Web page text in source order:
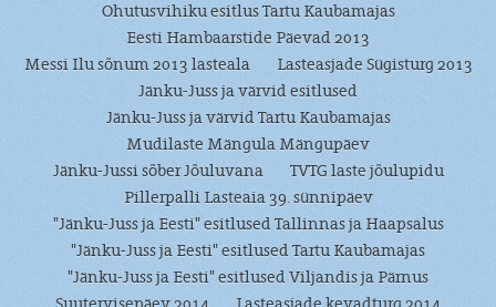
Ohutusvihiku esitlus Tartu Kaubamajas
Eesti Hambaarstide Päevad 2013
Messi Ilu sõnum 2013 lasteala
Lasteasjade Sügisturg 2013
Jänku-Juss ja värvid esitlused
Jänku-Juss ja värvid Tartu Kaubamajas
Mudilaste Mängula Mängupäev
Jänku-Jussi sõber Jõuluvana
TVTG laste jõulupidu
Pillerpalli Lasteaia 39. sünnipäev
"Jänku-Juss ja Eesti" esitlused Tallinnas ja Haapsalus
"Jänku-Juss ja Eesti" esitlused Tartu Kaubamajas
"Jänku-Juss ja Eesti" esitlused Viljandis ja Pärnus